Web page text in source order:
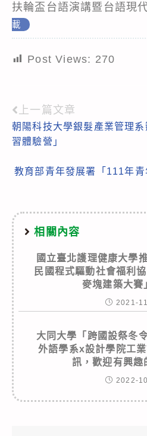
扶輪盃台語演講暨台語現
載
Post Views: 270
Read
more
上一篇文章
朝陽科技大學銀髮產業管理
習體驗營」
教育部青年發展署「111年
相關內容
國立臺北護理健康大學
民國程式驅動社會福利
麥塊建築大賽
2021-
大同大學「跨國設祭冬
外語學系x設計學院工
訊，歡迎有興趣
2022-